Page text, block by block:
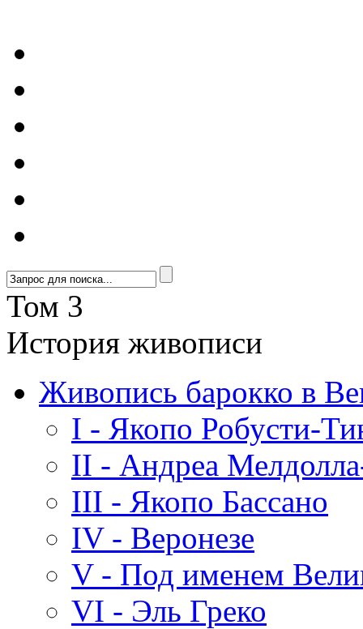
Том 3
История живописи
Живопись барокко в
I - Якопо Робусти-
II - Андреа
III - Якопо Бассано
IV - Веронезе
V - Под именем
VI - Эль Греко